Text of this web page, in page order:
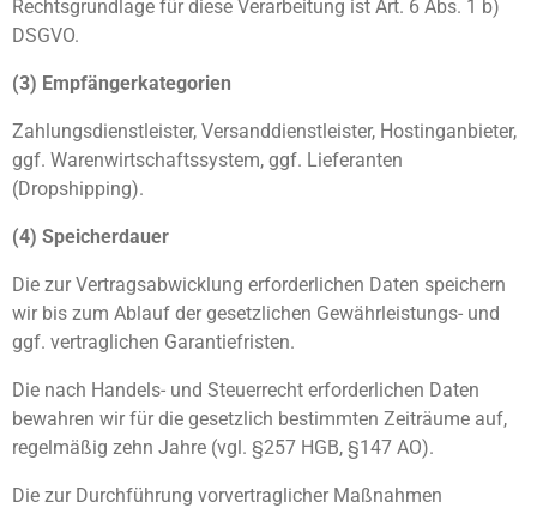
Rechtsgrundlage für diese Verarbeitung ist Art. 6 Abs. 1 b)
DSGVO.
(3) Empfängerkategorien
Zahlungsdienstleister, Versanddienstleister, Hostinganbieter,
ggf. Warenwirtschaftssystem, ggf. Lieferanten
(Dropshipping).
(4) Speicherdauer
Die zur Vertragsabwicklung erforderlichen Daten speichern
wir bis zum Ablauf der gesetzlichen Gewährleistungs- und
ggf. vertraglichen Garantiefristen.
Die nach Handels- und Steuerrecht erforderlichen Daten
bewahren wir für die gesetzlich bestimmten Zeiträume auf,
regelmäßig zehn Jahre (vgl. §257 HGB, §147 AO).
Die zur Durchführung vorvertraglicher Maßnahmen